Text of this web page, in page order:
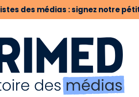
des médias : signez notre